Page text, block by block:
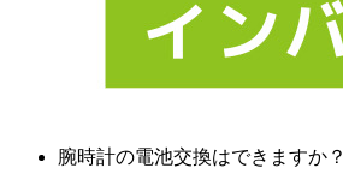
腕時計の電池交換はできますか？